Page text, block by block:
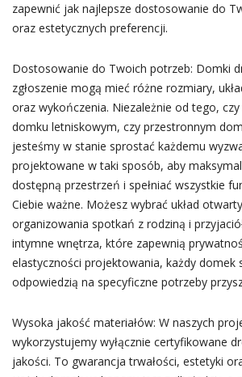
zapewnić jak najlepsze dostosowanie do
oraz estetycznych preferencji.
Dostosowanie do Twoich potrzeb: Domki
zgłoszenie mogą mieć różne rozmiary,
oraz wykończenia. Niezależnie od tego,
domku letniskowym, czy przestronnym
jesteśmy w stanie sprostać każdemu
projektowane w taki sposób, aby
dostępną przestrzeń i spełniać wszystkie
Ciebie ważne. Możesz wybrać układ
organizowania spotkań z rodziną i
intymne wnętrza, które zapewnią
elastyczności projektowania, każdy domek
odpowiedzią na specyficzne potrzeby
Wysoka jakość materiałów: W naszych
wykorzystujemy wyłącznie certyfikowane
jakości. To gwarancja trwałości, estetyki